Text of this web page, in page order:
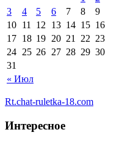
« Июл
3
4 5 6 7 8
9
10 11 12 13 14 15 16
17 18 19 20 21 22 23
24 25 26 27 28 29 30
31
Rt.chat-ruletka-18.com
Интересное